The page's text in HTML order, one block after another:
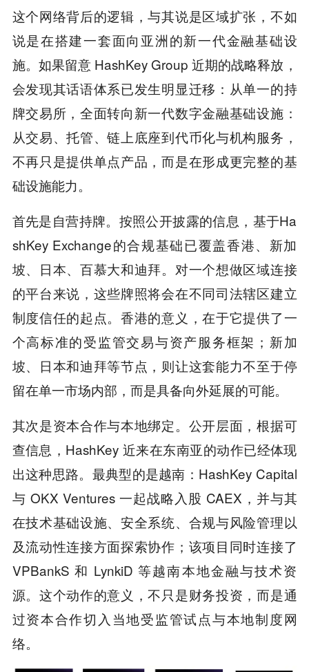
这个网络背后的逻辑，与其说是区域扩张，不如
说是在搭建一套面向亚洲的新一代金融基础设
施。如果留意 HashKey Group 近期的战略释放，
会发现其话语体系已发生明显迁移：从单一的持
牌交易所，全面转向新一代数字金融基础设施：
从交易、托管、链上底座到代币化与机构服务，
不再只是提供单点产品，而是在形成更完整的基
础设施能力。
首先是自营持牌。按照公开披露的信息，基于Ha
shKey Exchange的合规基础已覆盖香港、新加
坡、日本、百慕大和迪拜。对一个想做区域连接
的平台来说，这些牌照将会在不同司法辖区建立
制度信任的起点。香港的意义，在于它提供了一
个高标准的受监管交易与资产服务框架；新加
坡、日本和迪拜等节点，则让这套能力不至于停
留在单一市场内部，而是具备向外延展的可能。
其次是资本合作与本地绑定。公开层面，根据可
查信息，HashKey 近来在东南亚的动作已经体现
出这种思路。最典型的是越南：HashKey Capital
与 OKX Ventures 一起战略入股 CAEX，并与其
在技术基础设施、安全系统、合规与风险管理以
及流动性连接方面探索协作；该项目同时连接了
VPBankS 和 LynkiD 等越南本地金融与技术资
源。这个动作的意义，不只是财务投资，而是通
过资本合作切入当地受监管试点与本地制度网
络。